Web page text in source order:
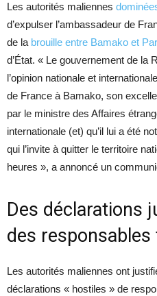
Les autorités maliennes
d’expulser l’ambassadeur de
de la brouille entre Bamako et
d’État. « Le gouvernement de la
l’opinion nationale et
de France à Bamako, son
par le ministre des Affaires
internationale (et) qu’il lui a été
qui l’invite à quitter le territoire
heures », a annoncé un
Des déclarations
des responsables
Les autorités maliennes ont
déclarations « hostiles » de